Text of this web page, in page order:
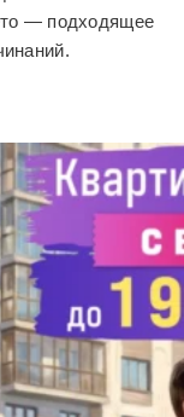
— подходящее